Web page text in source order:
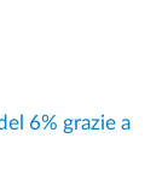
6% grazie a